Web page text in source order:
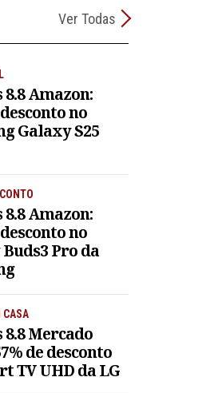
Ver Todas
Amazon:
no
Galaxy S25
Amazon:
no
Pro da
CASA
Mercado
de desconto
TV UHD da LG